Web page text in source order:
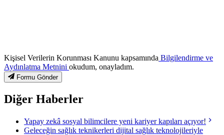
Kişisel Verilerin Korunması Kanunu kapsamında Bilgilendirme ve
Aydınlatma Metnini okudum, onayladım.
Formu Gönder
Diğer Haberler
Yapay zekâ sosyal bilimcilere yeni kariyer kapıları açıyor!
Geleceğin sağlık teknikerleri dijital sağlık teknolojileriyle